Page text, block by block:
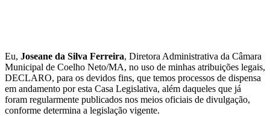
Eu, Joseane da Silva Ferreira, Diretora Administrativa da Câmara
Municipal de Coelho Neto/MA, no uso de minhas atribuições legais,
DECLARO, para os devidos fins, que temos processos de dispensa
em andamento por esta Casa Legislativa, além daqueles que já
foram regularmente publicados nos meios oficiais de divulgação,
conforme determina a legislação vigente.